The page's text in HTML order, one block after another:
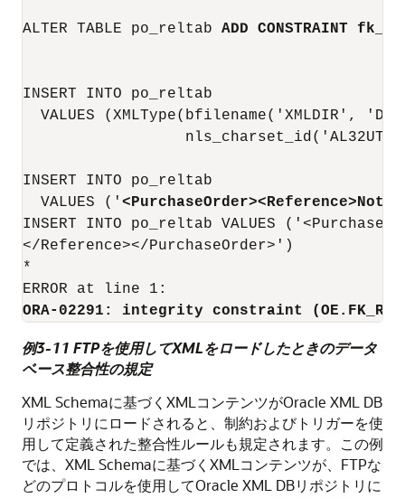
ALTER TABLE po_reltab ADD CONSTRAINT
INSERT INTO po_reltab
VALUES (XMLType(bfilename('XMLDIR',
INSERT INTO po_reltab
  VALUES ('
<PurchaseOrder><Reference>Not
INSERT INTO po_reltab VALUES
</Reference></PurchaseOrder>')
*
ORA-02291: integrity constraint
例3-11 FTPを使用してXMLをロードしたときのデータ
ベース整合性の規定
XML Schemaに基づくXMLコンテンツがOracle XML DB
リポジトリにロードされると、制約およびトリガーを使
用して定義された整合性ルールも規定されます。この例
では、XML Schemaに基づくXMLコンテンツが、FTPな
どのプロトコルを使用してOracle XML DBリポジトリに